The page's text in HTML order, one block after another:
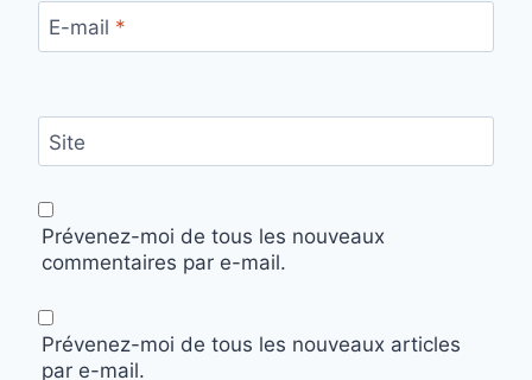
E-mail *
Site
Prévenez-moi de tous les nouveaux
commentaires par e-mail.
Prévenez-moi de tous les nouveaux articles
par e-mail.